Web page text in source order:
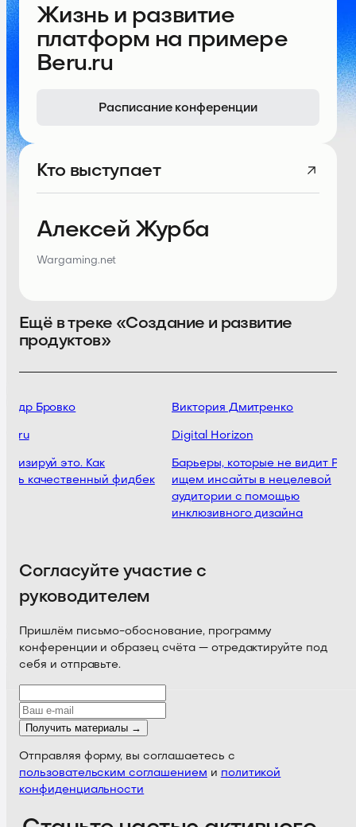
Жизнь и развитие
платформ на примере
Beru.ru
Расписание конференции
Кто выступает
Алексей Журба
Wargaming.net
Ещё в треке «Создание и развитие
продуктов»
Бровко
это. Как
качественный фидбек
Виктория Дмитренко
Digital Horizon
Барьеры, которые не видит PM:
ищем инсайты в нецелевой
аудитории с помощью
инклюзивного дизайна
Согласуйте участие с
руководителем
Пришлём письмо-обоснование, программу
конференции и образец счёта — отредактируйте под
себя и отправьте.
Получить материалы →
Отправляя форму, вы соглашаетесь с
пользовательским соглашением и политикой
конфиденциальности